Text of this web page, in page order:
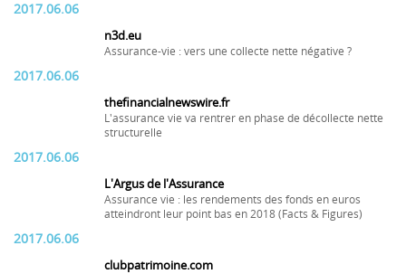
2017.06.06
n3d.eu
Assurance-vie : vers une collecte nette négative ?
2017.06.06
thefinancialnewswire.fr
L'assurance vie va rentrer en phase de décollecte nette
structurelle
2017.06.06
L'Argus de l'Assurance
Assurance vie : les rendements des fonds en euros
atteindront leur point bas en 2018 (Facts & Figures)
2017.06.06
clubpatrimoine.com